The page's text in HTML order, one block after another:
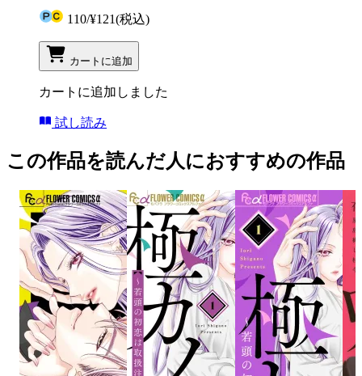
110/¥121(税込)
カートに追加
カートに追加しました
試し読み
この作品を読んだ人におすすめの作品